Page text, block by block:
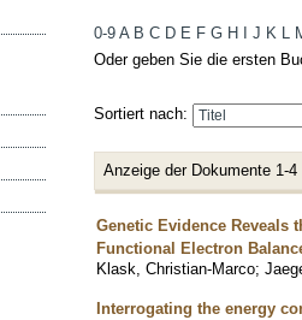
0-9 A B C D E F G H J K L
Oder geben Sie die ersten
Sortiert nach:
Anzeige der Dokumente 1-4
Genetic Evidence Reveals
Functional Electron
Klask, Christian-Marco;
Interrogating the energy